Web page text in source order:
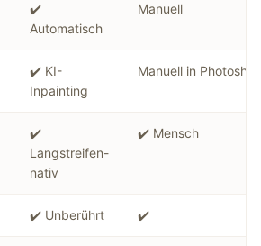
✔️
Automatisch
Manuell
✔️ KI-
Inpainting
Manuell in
✔️
Langstreifen-
nativ
✔️ Mensch
✔️ Unberührt ✔️